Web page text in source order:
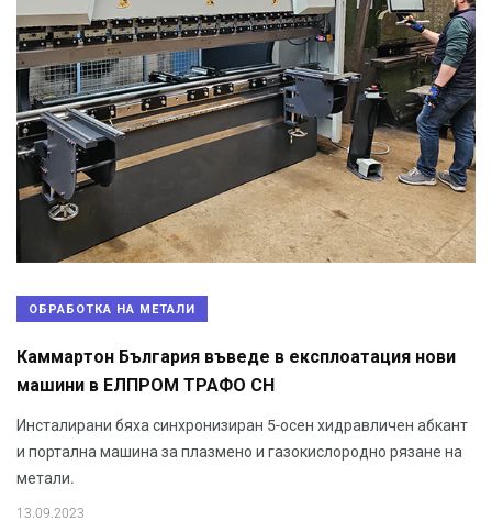
ОБРАБОТКА НА МЕТАЛИ
Каммартон България въведе в експлоатация нови
машини в ЕЛПРОМ ТРАФО СН
Инсталирани бяха синхронизиран 5-осен хидравличен абкант
и портална машина за плазмено и газокислородно рязане на
метали.
13.09.2023